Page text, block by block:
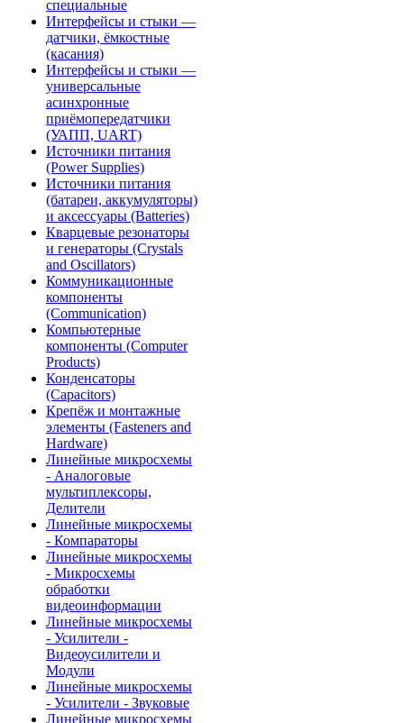
специальные
Интерфейсы и стыки —
датчики, ёмкостные
(касания)
Интерфейсы и стыки —
универсальные
асинхронные
приёмопередатчики
(УАПП, UART)
Источники питания
(Power Supplies)
Источники питания
(батареи, аккумуляторы)
и аксессуары (Batteries)
Кварцевые резонаторы
и генераторы (Crystals
and Oscillators)
Коммуникационные
компоненты
(Communication)
Компьютерные
компоненты (Computer
Products)
Конденсаторы
(Capacitors)
Крепёж и монтажные
элементы (Fasteners and
Hardware)
Линейные микросхемы
- Аналоговые
мультиплексоры,
Делители
Линейные микросхемы
- Компараторы
Линейные микросхемы
- Микросхемы
обработки
видеоинформации
Линейные микросхемы
- Усилители -
Видеоусилители и
Модули
Линейные микросхемы
- Усилители - Звуковые
Линейные микросхемы